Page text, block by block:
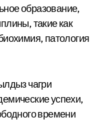
образование,
такие как
патология
чагри
успехи,
времени